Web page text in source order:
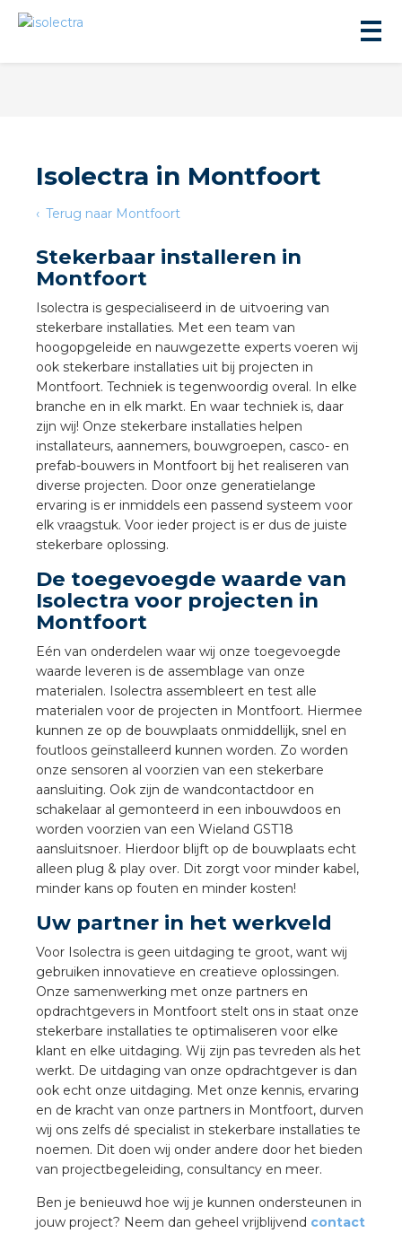
Isolectra in Montfoort
Terug naar Montfoort
Stekerbaar installeren in
Montfoort
Isolectra is gespecialiseerd in de uitvoering van
stekerbare installaties. Met een team van
hoogopgeleide en nauwgezette experts voeren wij
ook stekerbare installaties uit bij projecten in
Montfoort. Techniek is tegenwoordig overal. In elke
branche en in elk markt. En waar techniek is, daar
zijn wij! Onze stekerbare installaties helpen
installateurs, aannemers, bouwgroepen, casco- en
prefab-bouwers in Montfoort bij het realiseren van
diverse projecten. Door onze generatielange
ervaring is er inmiddels een passend systeem voor
elk vraagstuk. Voor ieder project is er dus de juiste
stekerbare oplossing.
De toegevoegde waarde van
Isolectra voor projecten in
Montfoort
Eén van onderdelen waar wij onze toegevoegde
waarde leveren is de assemblage van onze
materialen. Isolectra assembleert en test alle
materialen voor de projecten in Montfoort. Hiermee
kunnen ze op de bouwplaats onmiddellijk, snel en
foutloos geïnstalleerd kunnen worden. Zo worden
onze sensoren al voorzien van een stekerbare
aansluiting. Ook zijn de wandcontactdoor en
schakelaar al gemonteerd in een inbouwdoos en
worden voorzien van een Wieland GST18
aansluitsnoer. Hierdoor blijft op de bouwplaats echt
alleen plug & play over. Dit zorgt voor minder kabel,
minder kans op fouten en minder kosten!
Uw partner in het werkveld
Voor Isolectra is geen uitdaging te groot, want wij
gebruiken innovatieve en creatieve oplossingen.
Onze samenwerking met onze partners en
opdrachtgevers in Montfoort stelt ons in staat onze
stekerbare installaties te optimaliseren voor elke
klant en elke uitdaging. Wij zijn pas tevreden als het
werkt. De uitdaging van onze opdrachtgever is dan
ook echt onze uitdaging. Met onze kennis, ervaring
en de kracht van onze partners in Montfoort, durven
wij ons zelfs dé specialist in stekerbare installaties te
noemen. Dit doen wij onder andere door het bieden
van projectbegeleiding, consultancy en meer.
Ben je benieuwd hoe wij je kunnen ondersteunen in
jouw project? Neem dan geheel vrijblijvend contact
installeren
installeren
installeren
installeren in beton
installeren in de tuinbouw
stekerbare vlakkabel
GST®
RST®
Academy